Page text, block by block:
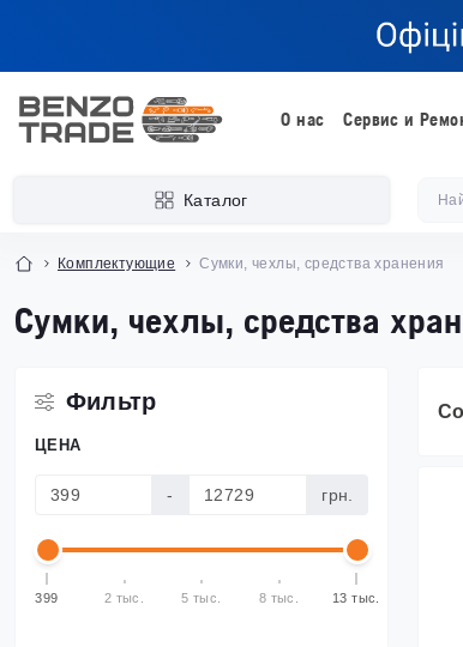
О нас Сервис и
Каталог
Комплектующие Сумки, чехлы, средства хранения
Сумки, чехлы, средства
Фильтр
ЦЕНА
- грн.
399 2 тыс. 5 тыс. 8 тыс. 13 тыс.